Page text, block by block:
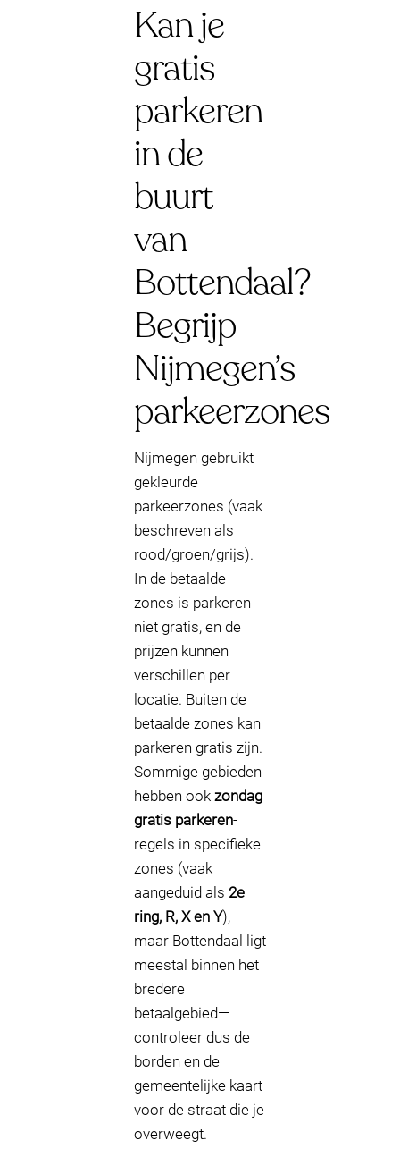
Kan je
gratis
parkeren
in de
buurt
van
Bottendaal?
Begrijp
Nijmegen’s
parkeerzones
Nijmegen gebruikt
gekleurde
parkeerzones (vaak
beschreven als
rood/groen/grijs).
In de betaalde
zones is parkeren
niet gratis, en de
prijzen kunnen
verschillen per
locatie. Buiten de
betaalde zones kan
parkeren gratis zijn.
Sommige gebieden
hebben ook zondag
gratis parkeren-
regels in specifieke
zones (vaak
aangeduid als 2e
ring, R, X en Y),
maar Bottendaal ligt
meestal binnen het
bredere
betaalgebied—
controleer dus de
borden en de
gemeentelijke kaart
voor de straat die je
overweegt.